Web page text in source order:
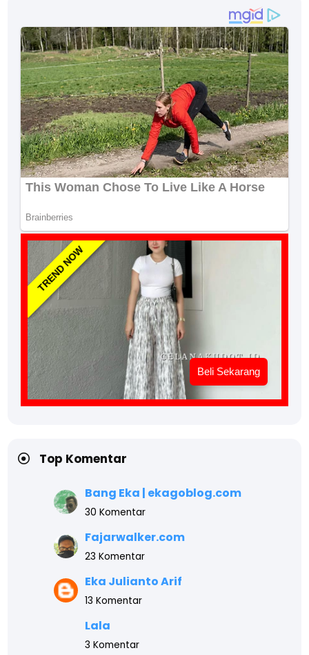
TREND NOW
Beli Sekarang
Top Komentar
Bang Eka | ekagoblog.com
30 Komentar
Fajarwalker.com
23 Komentar
Eka Julianto Arif
13 Komentar
Lala
3 Komentar